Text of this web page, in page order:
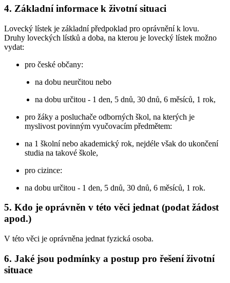
4. Základní informace k životní situaci
Lovecký lístek je základní předpoklad pro oprávnění k lovu.
Druhy loveckých lístků a doba, na kterou je lovecký lístek možno
vydat:
pro české občany:
na dobu neurčitou nebo
na dobu určitou - 1 den, 5 dnů, 30 dnů, 6 měsíců, 1 rok,
pro žáky a posluchače odborných škol, na kterých je
myslivost povinným vyučovacím předmětem:
na 1 školní nebo akademický rok, nejdéle však do ukončení
studia na takové škole,
pro cizince:
na dobu určitou - 1 den, 5 dnů, 30 dnů, 6 měsíců, 1 rok.
5. Kdo je oprávněn v této věci jednat (podat žádost
apod.)
V této věci je oprávněna jednat fyzická osoba.
6. Jaké jsou podmínky a postup pro řešení životní
situace